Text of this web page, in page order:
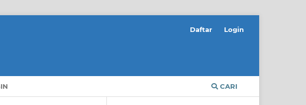
CARI
Daftar Login